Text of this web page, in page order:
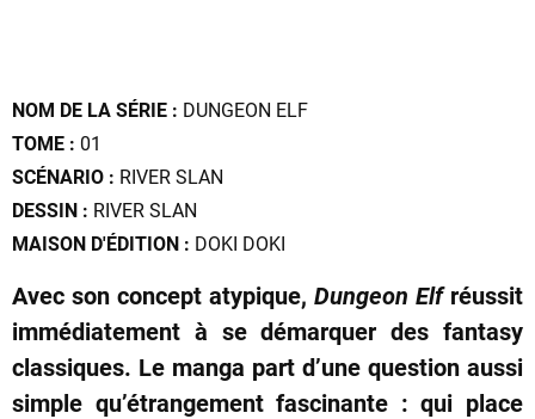
NOM DE LA SÉRIE : DUNGEON ELF
TOME : 01
SCÉNARIO : RIVER SLAN
DESSIN : RIVER SLAN
MAISON D'ÉDITION : DOKI DOKI
Avec son concept atypique, Dungeon Elfréussit
immédiatement à se démarquer des fantasy
classiques. Le manga part d’une question aussi
simple qu’étrangement fascinante : qui place